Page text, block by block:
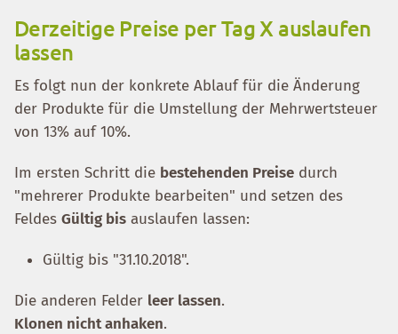
Derzeitige Preise per Tag X auslaufen
lassen
Es folgt nun der konkrete Ablauf für die Änderung
der Produkte für die Umstellung der Mehrwertsteuer
von 13% auf 10%.
Im ersten Schritt die bestehenden Preise durch
"mehrerer Produkte bearbeiten" und setzen des
Feldes Gültig bis auslaufen lassen:
Gültig bis "31.10.2018".
Die anderen Felder leer lassen.
Klonen nicht anhaken.